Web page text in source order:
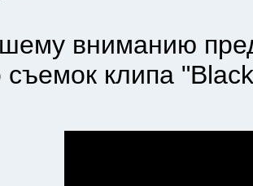
вниманию
съемок клипа